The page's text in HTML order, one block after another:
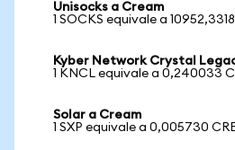
Unisocks a Cream
1 SOCKS equivale a
Kyber Network Crystal
1 KNCL equivale a 0,240033
Solar a Cream
1 SXP equivale a 0,005730